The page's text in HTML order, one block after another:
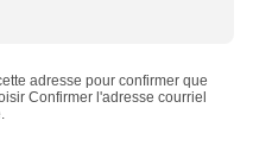
adresse pour confirmer que
Confirmer l'adresse courriel